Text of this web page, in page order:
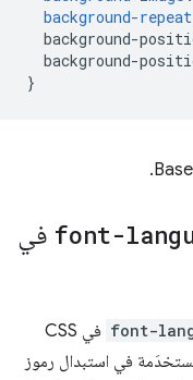
background-repeat
background-
background-
}
font- في
font-
في CSS
في استبدال رموز